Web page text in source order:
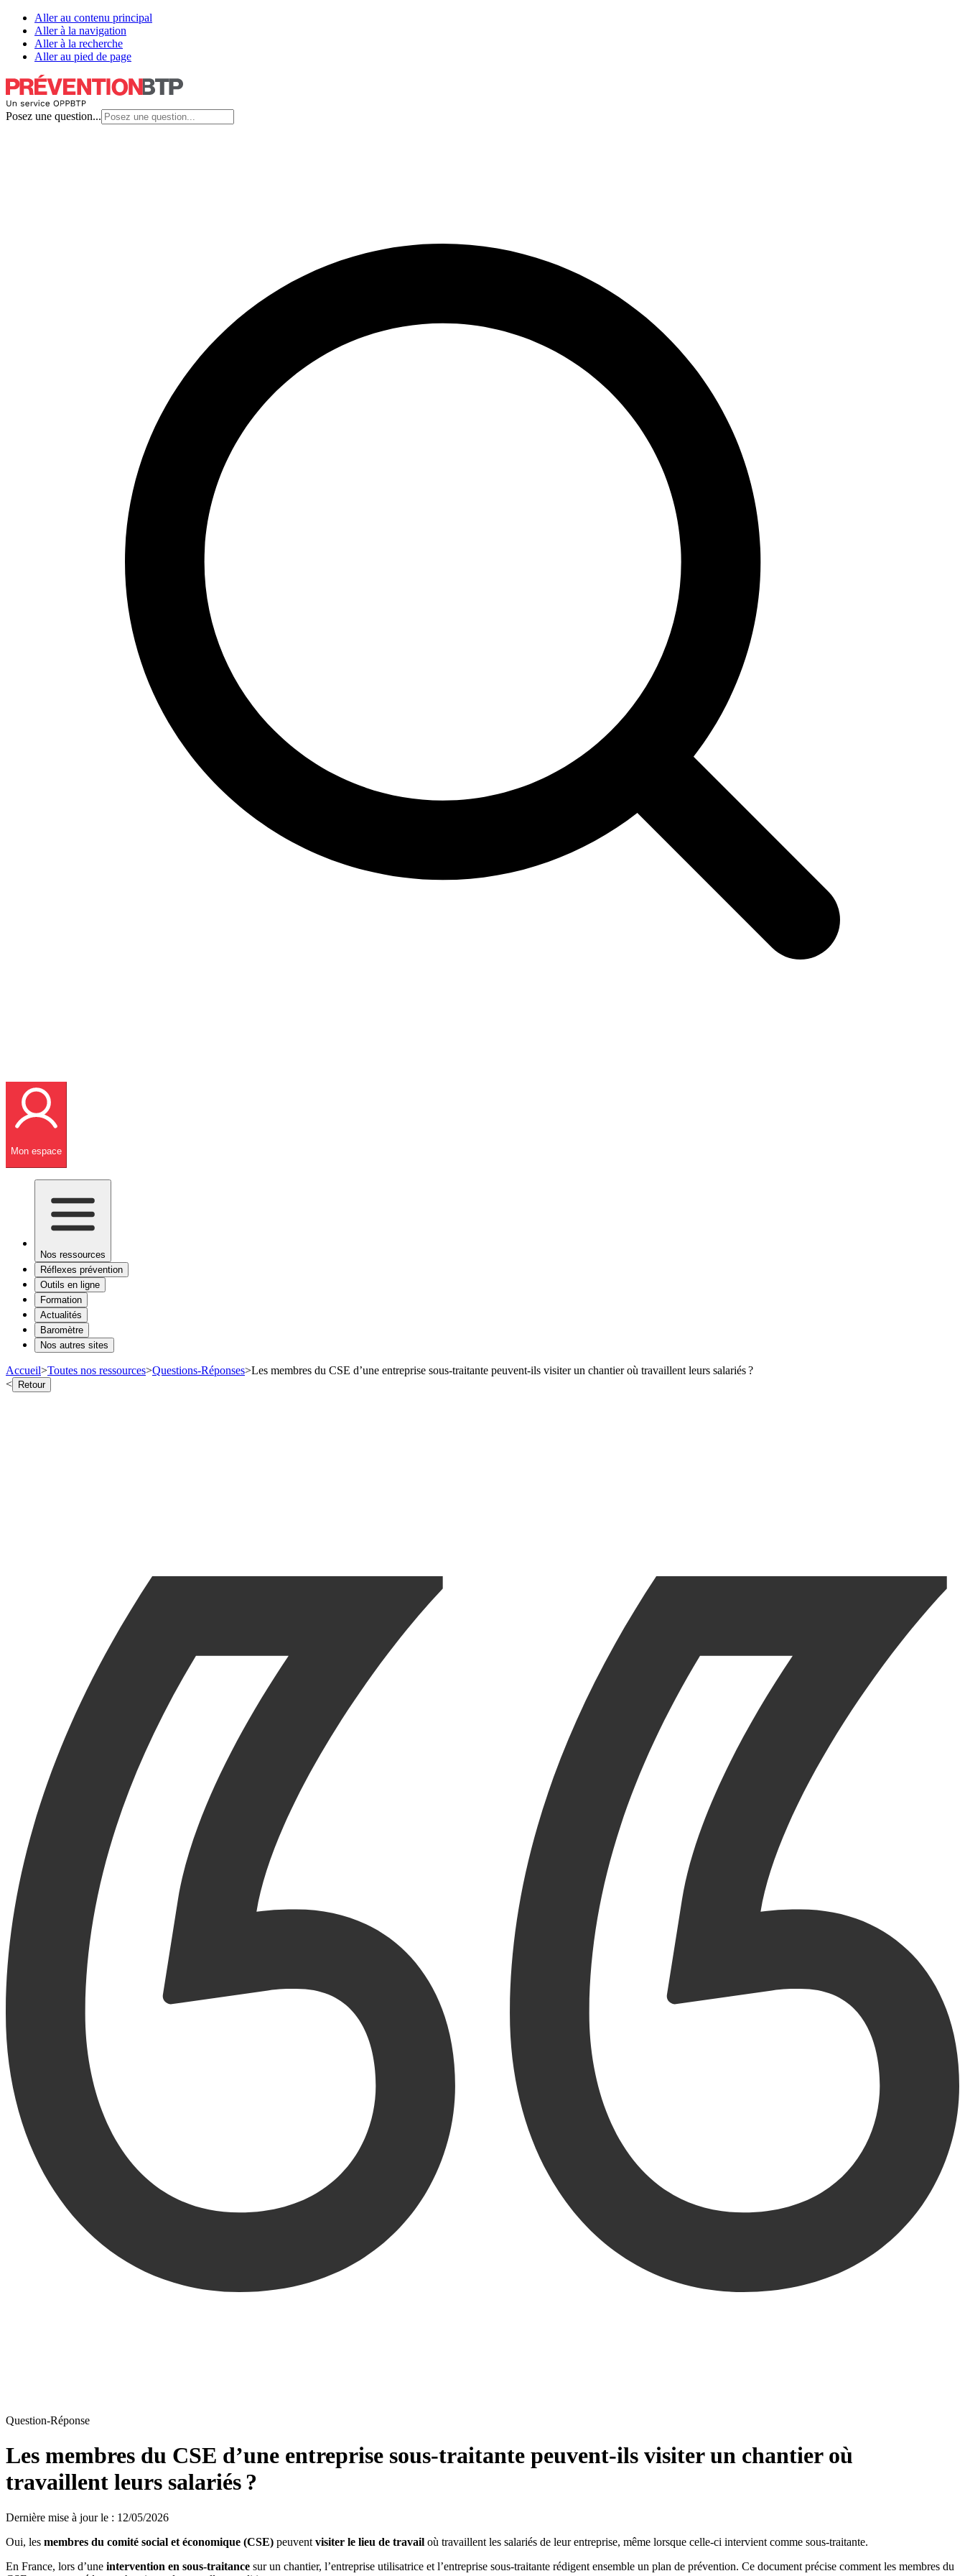
Aller au contenu principal
Aller à la navigation
Aller à la recherche
Aller au pied de page
Posez une question...
Mon espace
Nos ressources
Réflexes prévention
Outils en ligne
Formation
Actualités
Baromètre
Nos autres sites
Accueil>Toutes nos ressources>Questions-Réponses>Les membres du CSE d’une entreprise sous‑traitante peuvent‑ils visiter un chantier où travaillent leurs salariés ?
< Retour
Question-Réponse
Les membres du CSE d’une entreprise sous‑traitante peuvent‑ils visiter un chantier où
travaillent leurs salariés ?
Dernière mise à jour le : 12/05/2026
Oui, les membres du comité social et économique (CSE) peuvent visiter le lieu de travail où travaillent les salariés de leur entreprise, même lorsque celle-ci intervient comme sous‑traitante.
En France, lors d’une intervention en sous‑traitance sur un chantier, l’entreprise utilisatrice et l’entreprise sous‑traitante rédigent ensemble un plan de prévention. Ce document précise comment les membres du